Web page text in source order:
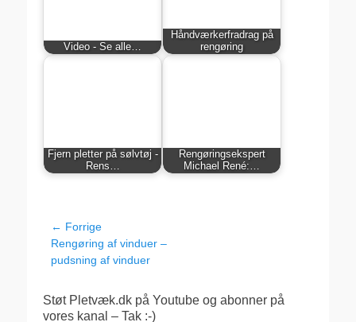
Video - Se alle…
Håndværkerfradrag på
rengøring
Fjern pletter på sølvtøj -
Rens…
Rengøringsekspert
Michael René:…
Indlægsnavigation
← Forrige
Forrige
indlæg:
Rengøring af vinduer –
pudsning af vinduer
Støt Pletvæk.dk på Youtube og abonner på
vores kanal – Tak :-)